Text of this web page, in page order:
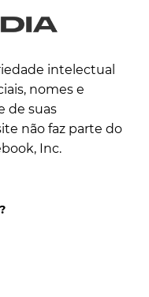
intelectual
nomes e
de suas
não faz parte do
Inc.